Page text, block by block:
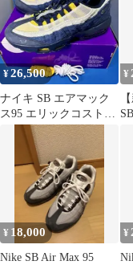
¥26,500
ナイキ SB エアマック
ス95 エリックコストン
30cm HQ8492-400
¥
¥ 18,000
Nike SB Air Max 95
¥